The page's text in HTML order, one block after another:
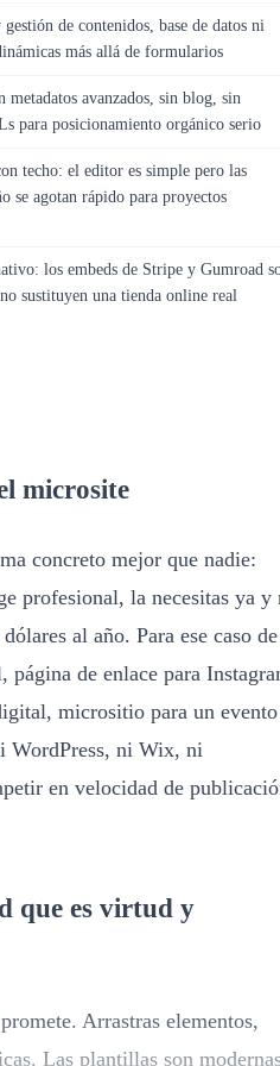
de contenidos, base de datos ni
más allá de formularios
metadatos avanzados, sin blog, sin
para posicionamiento orgánico serio
techo: el editor es simple pero las
se agotan rápido para proyectos
los embeds de Stripe y Gumroad
sustituyen una tienda online real
microsite
concreto mejor que nadie:
profesional, la necesitas ya y
al año. Para ese caso de
de enlace para
micrositio para un evento
ni Wix, ni
en velocidad de
que es virtud y
Arrastras elementos,
Las plantillas son